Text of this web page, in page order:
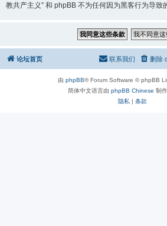
教共产主义” 和 phpBB 不为任何因为黑客行为导致
论坛首页 删除
联系我们
由 phpBB® Forum Software © phpBB
简体中文语言由 phpBB Chinese 制
隐私 | 条款